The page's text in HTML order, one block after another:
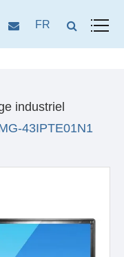
FR
industriel
43IPTE01N1